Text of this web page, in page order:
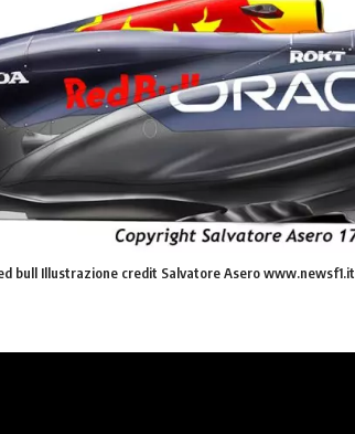
bull Illustrazione credit Salvatore Asero www.newsf1.it